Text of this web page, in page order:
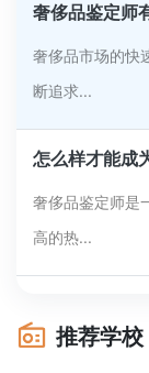
奢侈品鉴定师
奢侈品市场的快
断追求...
怎么样才能成
奢侈品鉴定师是
高的热...
推荐学校